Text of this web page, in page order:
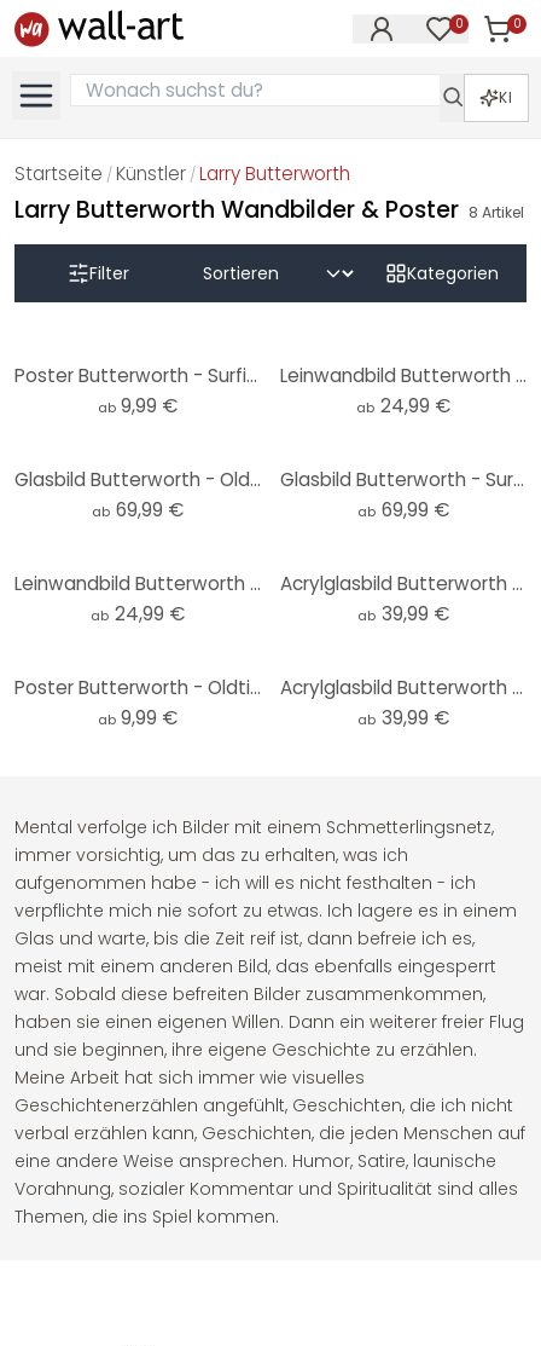
0 0
KI
Startseite / Künstler /Larry Butterworth
Larry Butterworth Wandbilder & Poster 8 Artikel
Filter Kategorien
Poster Butterworth - Surfing on Hawaii
ab 9,99 €
Leinwandbild Butterworth - Oldtimer in Los Angeles
ab 24,99 €
Glasbild Butterworth - Oldtimer in Los Angeles
ab 69,99 €
Glasbild Butterworth - Surfing on Hawaii
ab 69,99 €
Leinwandbild Butterworth - Surfing on Hawaii
ab 24,99 €
Acrylglasbild Butterworth - Surfing on Hawaii
ab 39,99 €
Poster Butterworth - Oldtimer in Los Angeles
ab 9,99 €
Acrylglasbild Butterworth - Oldtimer in Los Angeles
ab 39,99 €
Mental verfolge ich Bilder mit einem Schmetterlingsnetz,
immer vorsichtig, um das zu erhalten, was ich
aufgenommen habe - ich will es nicht festhalten - ich
verpflichte mich nie sofort zu etwas. Ich lagere es in einem
Glas und warte, bis die Zeit reif ist, dann befreie ich es,
meist mit einem anderen Bild, das ebenfalls eingesperrt
war. Sobald diese befreiten Bilder zusammenkommen,
haben sie einen eigenen Willen. Dann ein weiterer freier Flug
und sie beginnen, ihre eigene Geschichte zu erzählen.
Meine Arbeit hat sich immer wie visuelles
Geschichtenerzählen angefühlt, Geschichten, die ich nicht
verbal erzählen kann, Geschichten, die jeden Menschen auf
eine andere Weise ansprechen. Humor, Satire, launische
Vorahnung, sozialer Kommentar und Spiritualität sind alles
Themen, die ins Spiel kommen.